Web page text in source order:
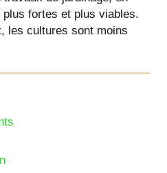
fortes et plus viables.
les cultures sont moins